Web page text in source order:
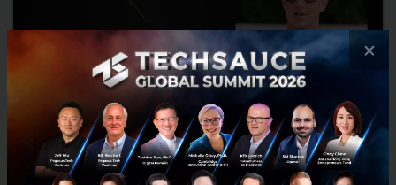
Facebook เปิดตัว Ray-Ban Stories แว่นตาอัจฉริยะรุ่นแรก
×